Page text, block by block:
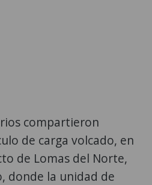
compartieron
de carga volcado, en
de Lomas del Norte,
donde la unidad de